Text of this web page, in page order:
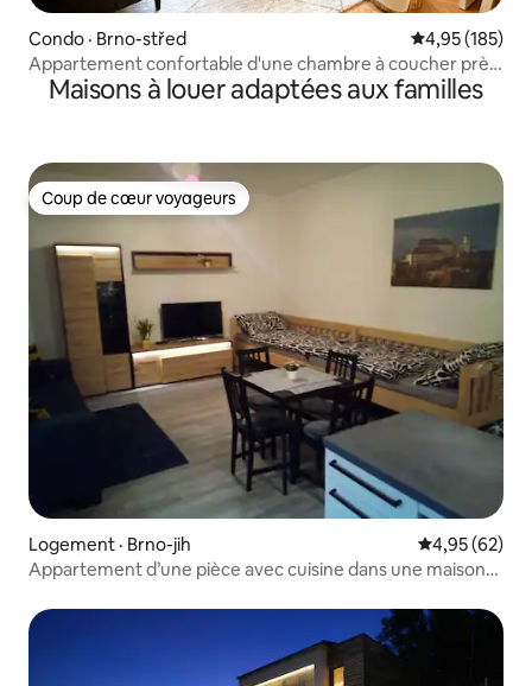
Condo · Brno-střed Note
4,95 (185)
Appartement confortable d'une chambre à coucher près
du parc|À 10 minutes du centre
Maisons à louer adaptées aux familles
Coup de cœur voyageurs
Coup de cœur voyageurs
Logement · Brno-jih Note
4,95 (62)
Appartement d’une pièce avec cuisine dans une maison